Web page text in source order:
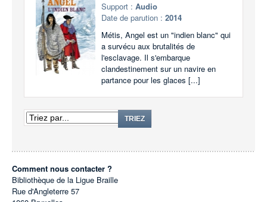
Support : Audio
Date de parution : 2014
Métis, Angel est un "indien blanc" qui
a survécu aux brutalités de
l'esclavage. Il s'embarque
clandestinement sur un navire en
partance pour les glaces [...]
TRIEZ
Comment nous contacter ?
Bibliothèque de la Ligue Braille
Rue d'Angleterre 57